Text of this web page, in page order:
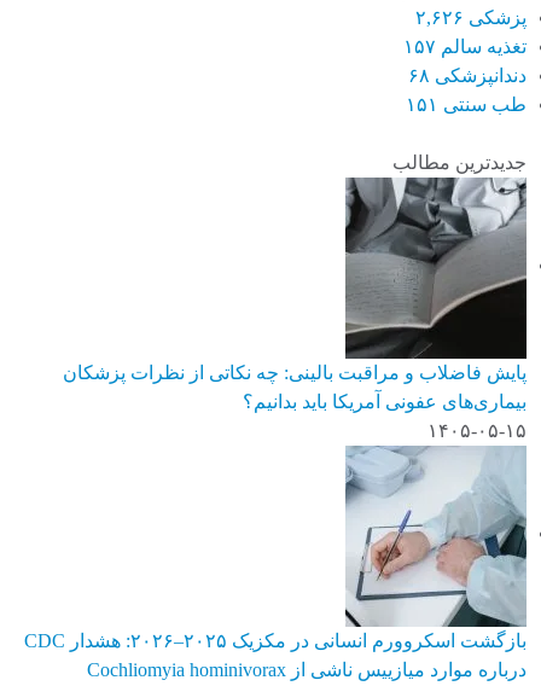
پزشکی ۲,۶۲۶
تغذیه سالم ۱۵۷
دندانپزشکی ۶۸
طب سنتی ۱۵۱
جدیدترین مطالب
پایش فاضلاب و مراقبت بالینی: چه نکاتی از نظرات پزشکان
بیماری‌های عفونی آمریکا باید بدانیم؟
۱۴۰۵-۰۵-۱۵
بازگشت اسکروورم انسانی در مکزیک ۲۰۲۵–۲۰۲۶: هشدار CDC
درباره موارد میازییس ناشی از Cochliomyia hominivorax